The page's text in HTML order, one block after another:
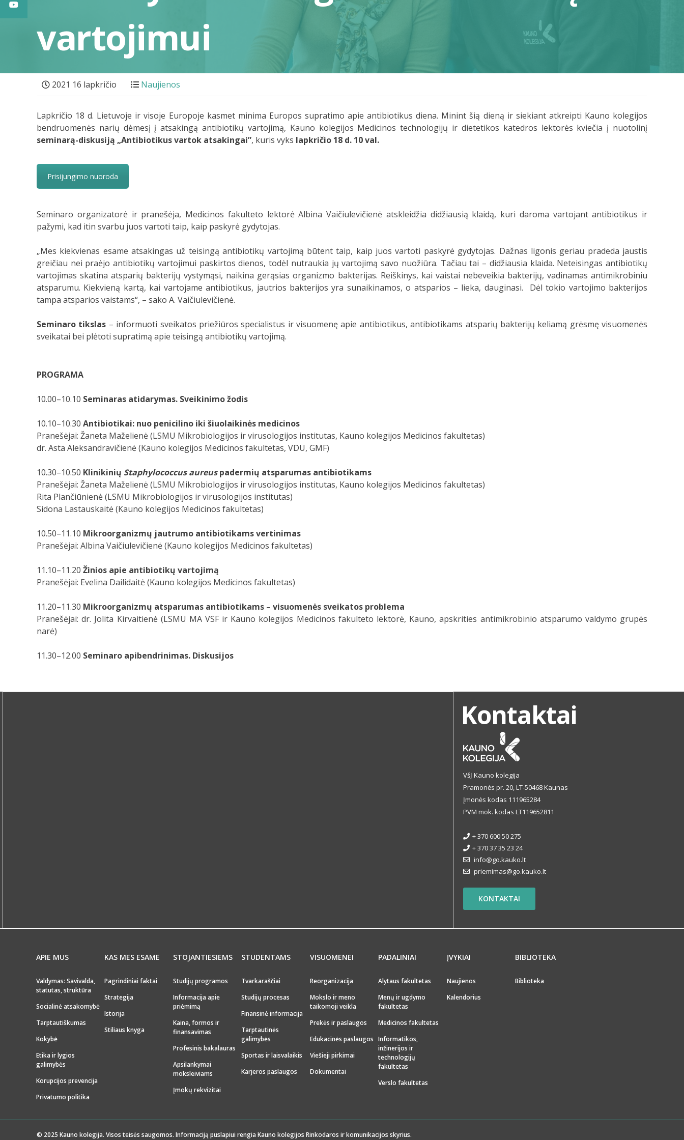
vartojimui
2021 16 lapkričio Naujienos
Lapkričio 18 d. Lietuvoje ir visoje Europoje kasmet minima Europos supratimo apie antibiotikus diena. Minint šią dieną ir siekiant atkreipti Kauno kolegijos
bendruomenės narių dėmesį į atsakingą antibiotikų vartojimą, Kauno kolegijos Medicinos technologijų ir dietetikos katedros lektorės kviečia į nuotolinį
seminarą-diskusiją „Antibiotikus vartok atsakingai”, kuris vyks lapkričio 18 d. 10 val.
Prisijungimo nuoroda
Seminaro organizatorė ir pranešėja, Medicinos fakulteto lektorė Albina Vaičiulevičienė atskleidžia didžiausią klaidą, kuri daroma vartojant antibiotikus ir
pažymi, kad itin svarbu juos vartoti taip, kaip paskyrė gydytojas.
„Mes kiekvienas esame atsakingas už teisingą antibiotikų vartojimą būtent taip, kaip juos vartoti paskyrė gydytojas. Dažnas ligonis geriau pradeda jaustis
greičiau nei praėjo antibiotikų vartojimui paskirtos dienos, todėl nutraukia jų vartojimą savo nuožiūra. Tačiau tai – didžiausia klaida. Neteisingas antibiotikų
vartojimas skatina atsparių bakterijų vystymąsi, naikina gerąsias organizmo bakterijas. Reiškinys, kai vaistai nebeveikia bakterijų, vadinamas antimikrobiniu
atsparumu. Kiekvieną kartą, kai vartojame antibiotikus, jautrios bakterijos yra sunaikinamos, o atsparios – lieka, dauginasi. Dėl tokio vartojimo bakterijos
tampa atsparios vaistams“, – sako A. Vaičiulevičienė.
Seminaro tikslas – informuoti sveikatos priežiūros specialistus ir visuomenę apie antibiotikus, antibiotikams atsparių bakterijų keliamą grėsmę visuomenės
sveikatai bei plėtoti supratimą apie teisingą antibiotikų vartojimą.
PROGRAMA
10.00–10.10 Seminaras atidarymas. Sveikinimo žodis
10.10–10.30 Antibiotikai: nuo penicilino iki šiuolaikinės medicinos
Pranešėjai: Žaneta Maželienė (LSMU Mikrobiologijos ir virusologijos institutas, Kauno kolegijos Medicinos fakultetas)
dr. Asta Aleksandravičienė (Kauno kolegijos Medicinos fakultetas, VDU, GMF)
10.30–10.50 Klinikinių Staphylococcus aureuspadermių atsparumas antibiotikams
Pranešėjai: Žaneta Maželienė (LSMU Mikrobiologijos ir virusologijos institutas, Kauno kolegijos Medicinos fakultetas)
Rita Plančiūnienė (LSMU Mikrobiologijos ir virusologijos institutas)
Sidona Lastauskaitė (Kauno kolegijos Medicinos fakultetas)
10.50–11.10 Mikroorganizmų jautrumo antibiotikams vertinimas
Pranešėjai: Albina Vaičiulevičienė (Kauno kolegijos Medicinos fakultetas)
11.10–11.20 Žinios apie antibiotikų vartojimą
Pranešėjai: Evelina Dailidaitė (Kauno kolegijos Medicinos fakultetas)
11.20–11.30 Mikroorganizmų atsparumas antibiotikams – visuomenės sveikatos problema
Pranešėjai: dr. Jolita Kirvaitienė (LSMU MA VSF ir Kauno kolegijos Medicinos fakulteto lektorė, Kauno, apskrities antimikrobinio atsparumo valdymo grupės
narė)
11.30–12.00 Seminaro apibendrinimas. Diskusijos
Kontaktai
VšĮ Kauno kolegija
Pramonės pr. 20, LT-50468 Kaunas
Įmonės kodas 111965284
PVM mok. kodas LT119652811
+ 370 600 50 275
+ 370 37 35 23 24
info@go.kauko.lt
priemimas@go.kauko.lt
KONTAKTAI
APIE MUS
Valdymas: Savivalda,
statutas, struktūra
Socialinė atsakomybė
Tarptautiškumas
Kokybė
Etika ir lygios
galimybės
Korupcijos prevencija
Privatumo politika
KAS MES ESAME
Pagrindiniai faktai
Strategija
Istorija
Stiliaus knyga
STOJANTIESIEMS
Studijų programos
Informacija apie
priėmimą
Kaina, formos ir
finansavimas
Profesinis bakalauras
Apsilankymai
moksleiviams
Įmokų rekvizitai
STUDENTAMS
Tvarkaraščiai
Studijų procesas
Finansinė informacija
Tarptautinės
galimybės
Sportas ir laisvalaikis
Karjeros paslaugos
VISUOMENEI
Reorganizacija
Mokslo ir meno
taikomoji veikla
Prekės ir paslaugos
Edukacinės paslaugos
Viešieji pirkimai
Dokumentai
PADALINIAI
Alytaus fakultetas
Menų ir ugdymo
fakultetas
Medicinos fakultetas
Informatikos,
inžinerijos ir
technologijų
fakultetas
Verslo fakultetas
ĮVYKIAI
Naujienos
Kalendorius
BIBLIOTEKA
Biblioteka
© 2025 Kauno kolegija. Visos teisės saugomos. Informaciją puslapiui rengia Kauno kolegijos Rinkodaros ir komunikacijos skyrius.